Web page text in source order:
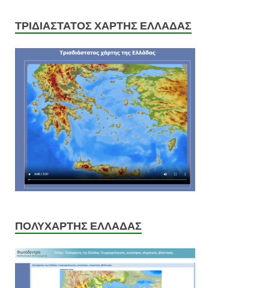
ΤΡΙΔΙΑΣΤΑΤΟΣ ΧΑΡΤΗΣ ΕΛΛΑΔΑΣ
ΠΟΛΥΧΑΡΤΗΣ ΕΛΛΑΔΑΣ